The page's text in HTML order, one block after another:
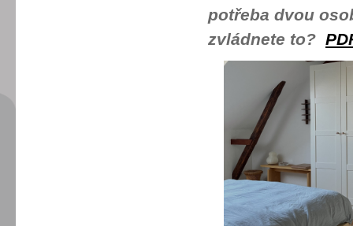
potřeba dvou
zvládnete to?